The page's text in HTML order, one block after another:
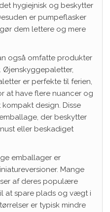
hygiejnisk og beskytter
er pumpeflasker
dem lettere og mere
også omfatte produkter
Øjenskyggepaletter,
er perfekte til ferien,
at have flere nuancer og
design. Disse
der beskytter
eller beskadiget
emballager er
Mange
af deres populære
at spare plads og vægt i
er typisk mindre